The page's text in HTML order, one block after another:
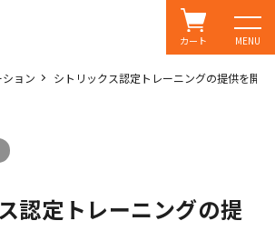
MENU
カート
ョン シトリックス認定トレーニングの提供を開始
認定トレーニングの提